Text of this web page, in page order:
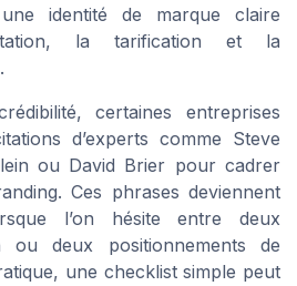
identité de marque claire
la tarification et la
certaines entreprises
d’experts comme Steve
ou David Brier pour cadrer
Ces phrases deviennent
l’on hésite entre deux
ou deux positionnements de
une checklist simple peut